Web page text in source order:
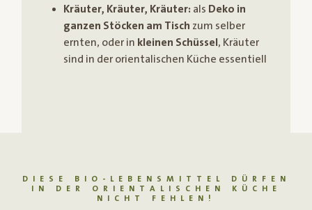
Kräuter, Kräuter, Kräuter: als Deko in
ganzen Stöcken am Tisch zum selber
ernten, oder in kleinen Schüssel, Kräuter
sind in der orientalischen Küche essentiell
DIESE BIO-LEBENSMITTEL DÜRFEN
IN DER ORIENTALISCHEN KÜCHE
NICHT FEHLEN!